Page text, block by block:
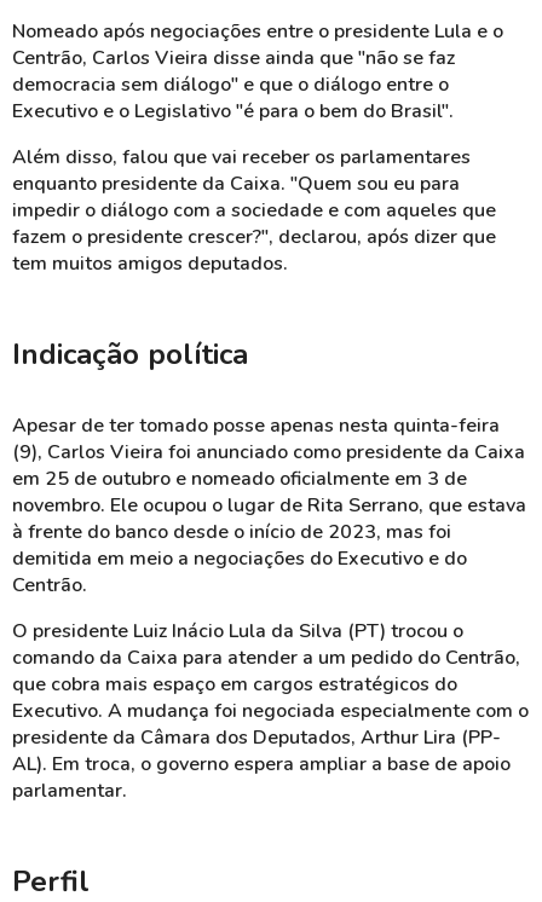
Nomeado após negociações entre o presidente Lula e o
Centrão, Carlos Vieira disse ainda que "não se faz
democracia sem diálogo" e que o diálogo entre o
Executivo e o Legislativo "é para o bem do Brasil".
Além disso, falou que vai receber os parlamentares
enquanto presidente da Caixa. "Quem sou eu para
impedir o diálogo com a sociedade e com aqueles que
fazem o presidente crescer?", declarou, após dizer que
tem muitos amigos deputados.
Indicação política
Apesar de ter tomado posse apenas nesta quinta-feira
(9), Carlos Vieira foi anunciado como presidente da Caixa
em 25 de outubro e nomeado oficialmente em 3 de
novembro. Ele ocupou o lugar de Rita Serrano, que estava
à frente do banco desde o início de 2023, mas foi
demitida em meio a negociações do Executivo e do
Centrão.
O presidente Luiz Inácio Lula da Silva (PT) trocou o
comando da Caixa para atender a um pedido do Centrão,
que cobra mais espaço em cargos estratégicos do
Executivo. A mudança foi negociada especialmente com o
presidente da Câmara dos Deputados, Arthur Lira (PP-
AL). Em troca, o governo espera ampliar a base de apoio
parlamentar.
Perfil